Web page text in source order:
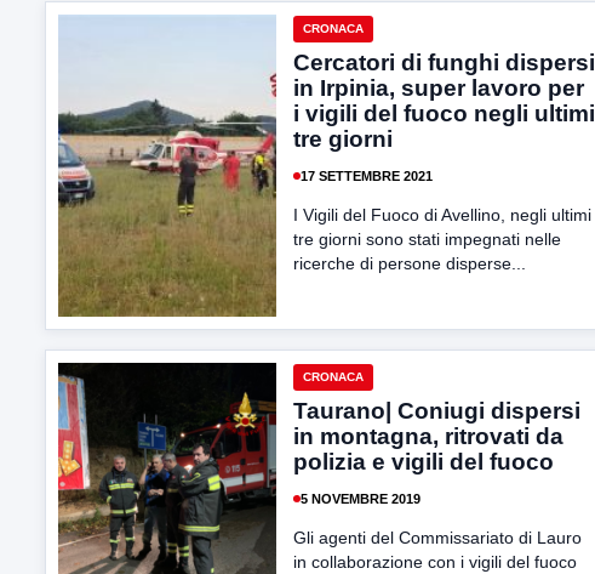
CRONACA
Cercatori di funghi dispersi
in Irpinia, super lavoro per
i vigili del fuoco negli ultimi
tre giorni
17 SETTEMBRE 2021
I Vigili del Fuoco di Avellino, negli ultimi
tre giorni sono stati impegnati nelle
ricerche di persone disperse...
CRONACA
Taurano| Coniugi dispersi
in montagna, ritrovati da
polizia e vigili del fuoco
5 NOVEMBRE 2019
Gli agenti del Commissariato di Lauro
in collaborazione con i vigili del fuoco